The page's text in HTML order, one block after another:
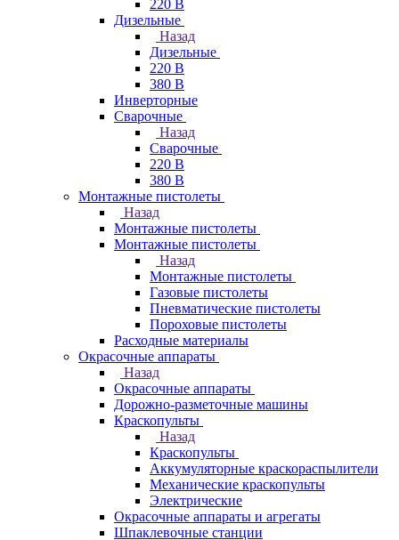
220 В
Дизельные
Назад
Дизельные
220 В
380 В
Инверторные
Сварочные
Назад
Сварочные
220 В
380 В
Монтажные пистолеты
Назад
Монтажные пистолеты
Монтажные пистолеты
Назад
Монтажные пистолеты
Газовые пистолеты
Пневматические пистолеты
Пороховые пистолеты
Расходные материалы
Окрасочные аппараты
Назад
Окрасочные аппараты
Дорожно-разметочные машины
Краскопульты
Назад
Краскопульты
Аккумуляторные краскораспылители
Механические краскопульты
Электрические
Окрасочные аппараты и агрегаты
Шпаклевочные станции